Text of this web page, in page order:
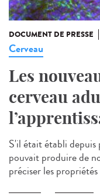
DOCUMENT DE PRESSE
Cerveau
Les
cerveau
S'il était établi depuis
pouvait produire de
préciser les